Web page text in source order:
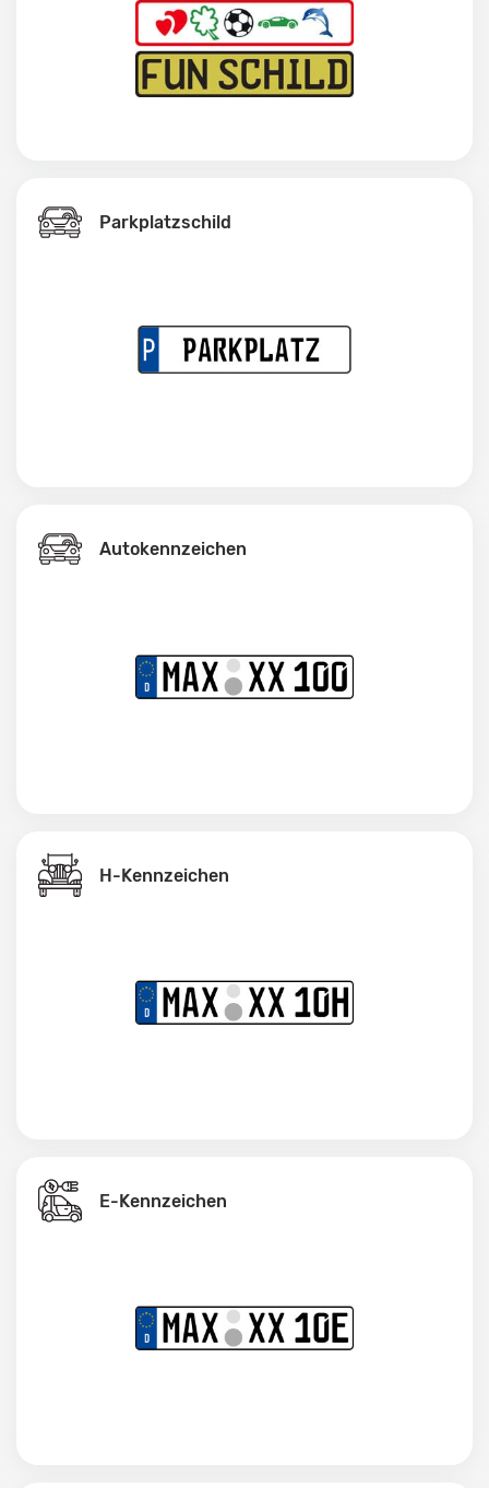
Parkplatzschild
Autokennzeichen
H-Kennzeichen
E-Kennzeichen